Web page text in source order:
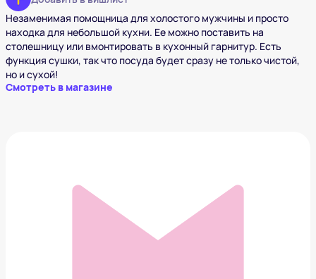
Незаменимая помощница для холостого мужчины и просто
находка для небольшой кухни. Ее можно поставить на
столешницу или вмонтировать в кухонный гарнитур. Есть
функция сушки, так что посуда будет сразу не только чистой,
но и сухой!
Смотреть в магазине